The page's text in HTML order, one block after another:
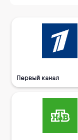
Первый канал